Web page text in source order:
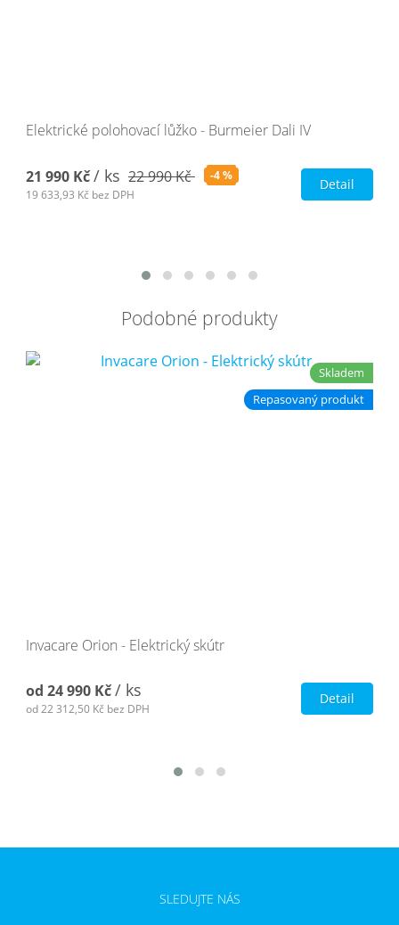
Elektrické polohovací lůžko - Burmeier Dali IV
21 990 Kč/ ks 22 990 Kč
-4 %
19 633,93 Kč bez DPH
Detail
Podobné produkty
Skladem
Repasovaný produkt
Invacare Orion - Elektrický skútr
od 24 990 Kč/ ks
od22 312,50 Kč bez DPH
Detail
SLEDUJTE NÁS